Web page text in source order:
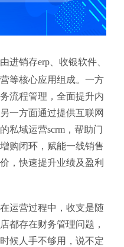
进销存erp、收银软件、
等核心应用组成。一方
流程管理，全面提升内
一方面通过提供互联网
私域运营scrm，帮助门
购闭环，赋能一线销售
，快速提升业绩及盈利
运营过程中，收支是随
都存在财务管理问题，
候人手不够用，说不定